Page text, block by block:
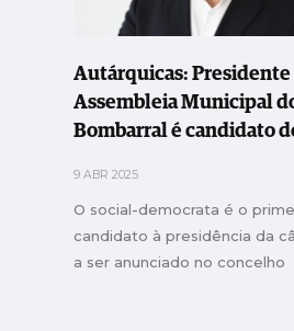
Autárquicas: Presidente
Assembleia Municipal
Bombarral é candidato
9 ABR 2025
O social-democrata é o
candidato à presidência da
a ser anunciado no concelho